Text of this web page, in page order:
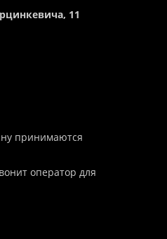
11
принимаются
оператор для